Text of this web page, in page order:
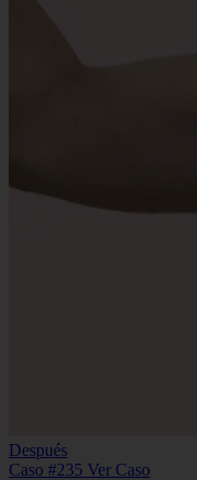
Después
Caso #235 Ver Caso